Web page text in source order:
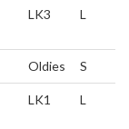
LK3 L
Oldies S
LK1 L